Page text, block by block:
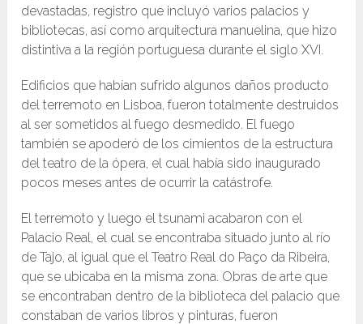
devastadas, registro que incluyó varios palacios y
bibliotecas, así como arquitectura manuelina, que hizo
distintiva a la región portuguesa durante el siglo XVI.​
Edificios que habían sufrido algunos daños producto
del terremoto en Lisboa, fueron totalmente destruidos
al ser sometidos al fuego desmedido. El fuego
también se apoderó de los cimientos de la estructura
del teatro de la ópera, el cual había sido inaugurado
pocos meses antes de ocurrir la catástrofe.
El terremoto y luego el tsunami acabaron con el
Palacio Real, el cual se encontraba situado junto al río
de Tajo, al igual que el Teatro Real do Paço da Ribeira,
que se ubicaba en la misma zona. Obras de arte que
se encontraban dentro de la biblioteca del palacio que
constaban de varios libros y pinturas, fueron